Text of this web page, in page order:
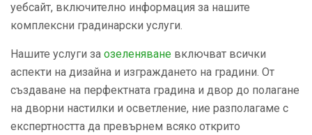
уебсайт, включително информация за нашите
комплексни градинарски услуги.
Нашите услуги за озеленяване включват всички
аспекти на дизайна и изграждането на градини. От
създаване на перфектната градина и двор до полагане
на дворни настилки и осветление, ние разполагаме с
експертността да превърнем всяко открито